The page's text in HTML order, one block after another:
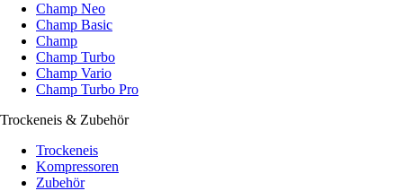
Champ Neo
Champ Basic
Champ
Champ Turbo
Champ Vario
Champ Turbo Pro
Trockeneis & Zubehör
Trockeneis
Kompressoren
Zubehör